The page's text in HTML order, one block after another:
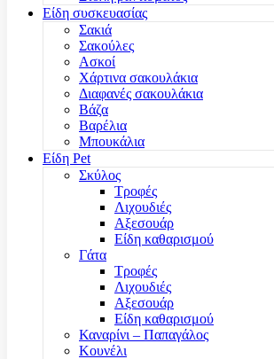
Είδη συσκευασίας
Σακιά
Σακούλες
Ασκοί
Χάρτινα σακουλάκια
Διαφανές σακουλάκια
Βάζα
Βαρέλια
Μπουκάλια
Είδη Pet
Σκύλος
Τροφές
Λιχουδιές
Αξεσουάρ
Είδη καθαρισμού
Γάτα
Τροφές
Λιχουδιές
Αξεσουάρ
Είδη καθαρισμού
Καναρίνι – Παπαγάλος
Κουνέλι